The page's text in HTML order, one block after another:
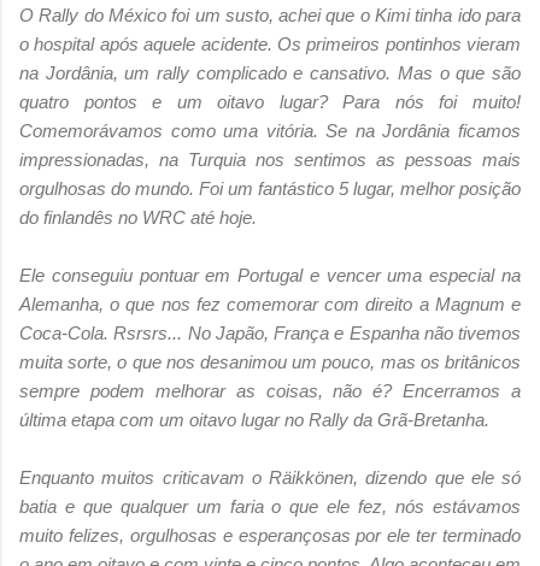
O Rally do México foi um susto, achei que o Kimi tinha ido para
o hospital após aquele acidente. Os primeiros pontinhos vieram
na Jordânia, um rally complicado e cansativo. Mas o que são
quatro pontos e um oitavo lugar? Para nós foi muito!
Comemorávamos como uma vitória. Se na Jordânia ficamos
impressionadas, na Turquia nos sentimos as pessoas mais
orgulhosas do mundo. Foi um fantástico 5 lugar, melhor posição
do finlandês no WRC até hoje.
Ele conseguiu pontuar em Portugal e vencer uma especial na
Alemanha, o que nos fez comemorar com direito a Magnum e
Coca-Cola. Rsrsrs... No Japão, França e Espanha não tivemos
muita sorte, o que nos desanimou um pouco, mas os britânicos
sempre podem melhorar as coisas, não é? Encerramos a
última etapa com um oitavo lugar no Rally da Grã-Bretanha.
Enquanto muitos criticavam o Räikkönen, dizendo que ele só
batia e que qualquer um faria o que ele fez, nós estávamos
muito felizes, orgulhosas e esperançosas por ele ter terminado